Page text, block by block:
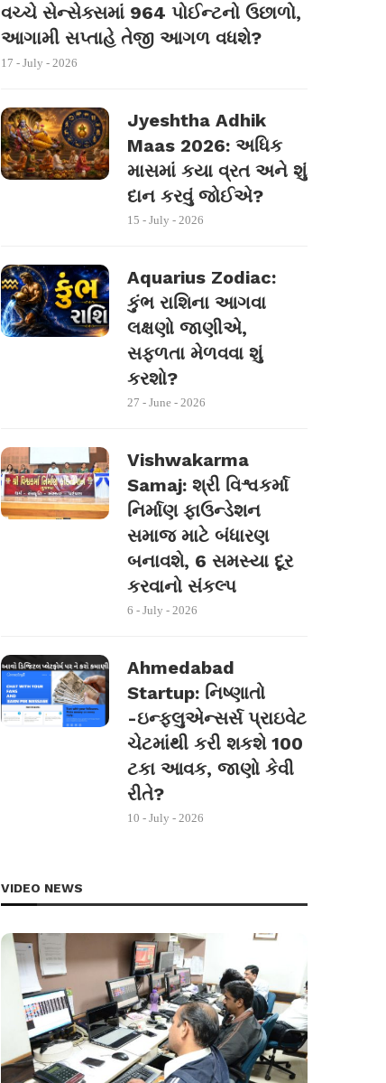
વચ્ચે સેન્સેક્સમાં 964 પોઈન્ટનો ઉછાળો,
આગામી સપ્તાહે તેજી આગળ વધશે?
17 - July - 2026
Jyeshtha Adhik
Maas 2026: અધિક
માસમાં કયા વ્રત અને શું
દાન કરવું જોઈએ?
15 - July - 2026
Aquarius Zodiac:
કુંભ રાશિના આગવા
લક્ષણો જાણીએ,
સફળતા મેળવવા શું
કરશો?
27 - June - 2026
Vishwakarma
Samaj: શ્રી વિશ્વકર્મા
નિર્માણ ફાઉન્ડેશન
સમાજ માટે બંધારણ
બનાવશે, 6 સમસ્યા દૂર
કરવાનો સંકલ્પ
6 - July - 2026
Ahmedabad
Startup: નિષ્ણાતો
-ઇન્ફ્લુએન્સર્સ પ્રાઇવેટ
ચેટમાંથી કરી શકશે 100
ટકા આવક, જાણો કેવી
રીતે?
10 - July - 2026
VIDEO NEWS